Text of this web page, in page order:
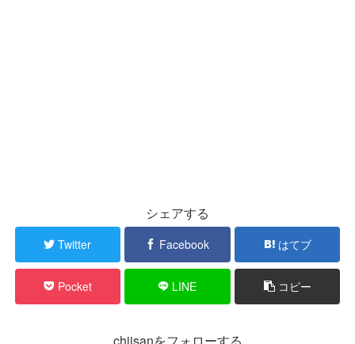
シェアする
Twitter Facebook はてブ
Pocket LINE コピー
chiisanをフォローする